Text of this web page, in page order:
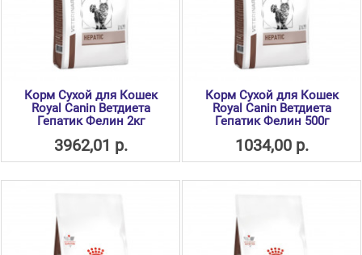
Корм Сухой для Кошек
Royal Canin Ветдиета
Гепатик Фелин 2кг
3962,01 р.
Корм Сухой для Кошек
Royal Canin Ветдиета
Гепатик Фелин 500г
1034,00 р.